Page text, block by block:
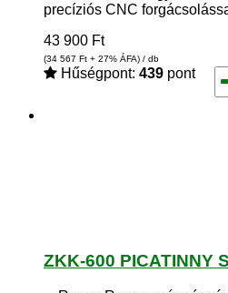
precíziós CNC
43 900 Ft
(34 567 Ft + 27% ÁFA) / db
Hűségpont: 439 pont
ZKK-600 PICATINNY